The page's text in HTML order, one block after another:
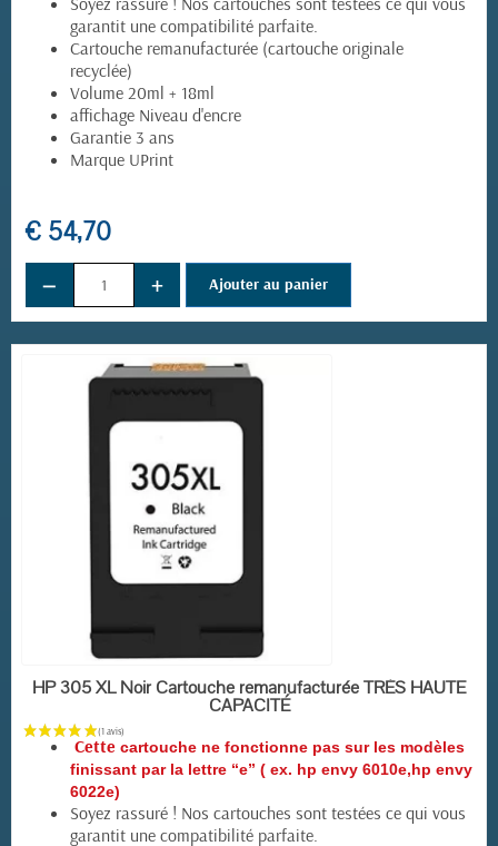
garantit une compatibilité parfaite.
Cartouche remanufacturée (cartouche originale
recyclée)
Volume 20ml + 18ml
affichage Niveau d'encre
Garantie 3 ans
Marque UPrint
€ 54,70
− + Ajouter au panier
EN STOCK
HP 305 XL Noir Cartouche remanufacturée TRÈS HAUTE
CAPACITÉ
Cette cartouche ne fonctionne pas sur les modèles
finissant par la lettre “e” ( ex. hp envy 6010e,hp envy
6022e)
Soyez rassuré ! Nos cartouches sont testées ce qui vous
garantit une compatibilité parfaite.